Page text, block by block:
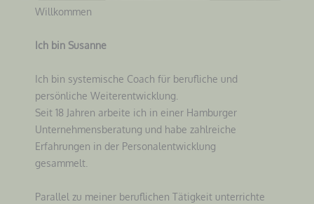
Willkommen
Ich bin Susanne
Ich bin systemische Coach für berufliche und
persönliche Weiterentwicklung.
Seit 18 Jahren arbeite ich in einer Hamburger
Unternehmensberatung und habe zahlreiche
Erfahrungen in der Personalentwicklung
gesammelt.
Parallel zu meiner beruflichen Tätigkeit unterrichte